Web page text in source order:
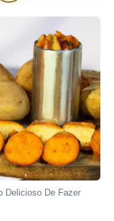
Delicioso De Fazer